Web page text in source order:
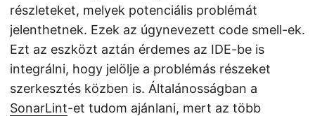
részleteket, melyek potenciális problémát
jelenthetnek. Ezek az úgynevezett code smell-ek.
Ezt az eszközt aztán érdemes az IDE-be is
integrálni, hogy jelölje a problémás részeket
szerkesztés közben is. Általánosságban a
SonarLint-et tudom ajánlani, mert az több